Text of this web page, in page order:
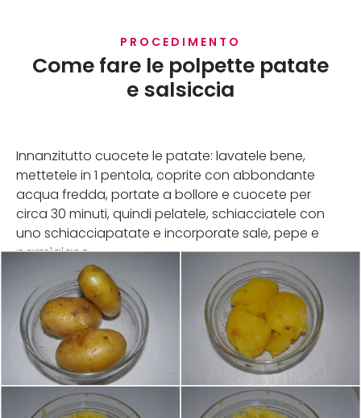
PROCEDIMENTO
Come fare le polpette patate
e salsiccia
Innanzitutto cuocete le patate: lavatele bene,
mettetele in 1 pentola, coprite con abbondante
acqua fredda, portate a bollore e cuocete per
circa 30 minuti, quindi pelatele, schiacciatele con
uno schiacciapatate e incorporate sale, pepe e
parmigiano.